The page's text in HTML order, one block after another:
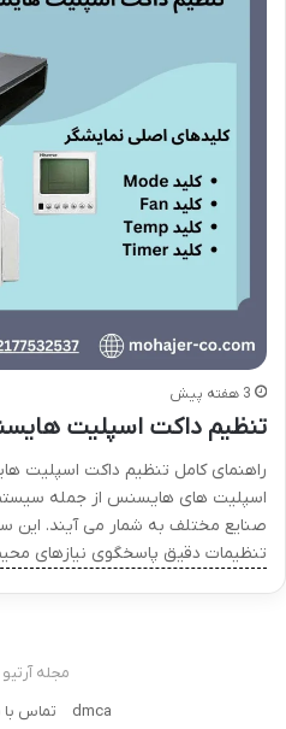
3 هفته پیش
تنظیم داکت اسپلیت
راهنمای کامل تنظیم داکت اسپلیت
اسپلیت های هایسنس از جمله
صنایع مختلف به شمار می آیند. این
تنظیمات دقیق پاسخگوی نیازهای
مجله آرتیو
dmca
تماس با